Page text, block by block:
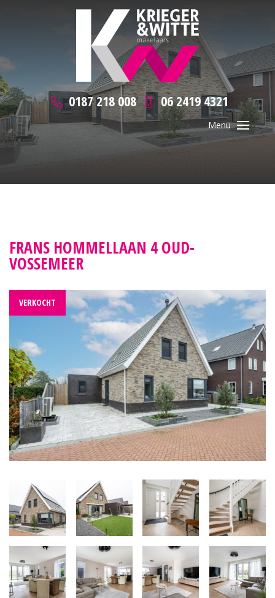
0187 218 008 06 2419 4321
FRANS HOMMELLAAN 4 OUD-
VOSSEMEER
VERKOCHT